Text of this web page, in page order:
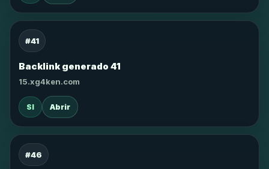
#41
Backlink generado 41
15.xg4ken.com
SI Abrir
#46